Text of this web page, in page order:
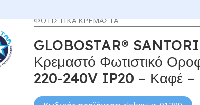
ΦΩΤΙΣΤΙΚΑ ΚΡΕΜΑΣΤΑ
GLOBOSTAR®
Κρεμαστό Φωτιστικό
220-240V IP20 – Καφέ